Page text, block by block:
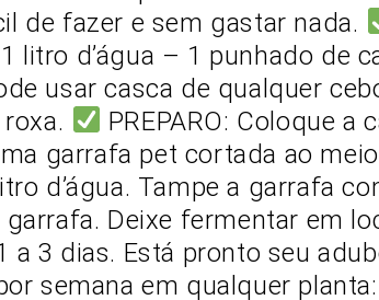
de fazer e sem gastar nada.
litro d’água – 1 punhado de
usar casca de qualquer
PREPARO: Coloque a
garrafa pet cortada ao
d’água. Tampe a garrafa
Deixe fermentar em
a 3 dias. Está pronto seu
semana em qualquer planta: